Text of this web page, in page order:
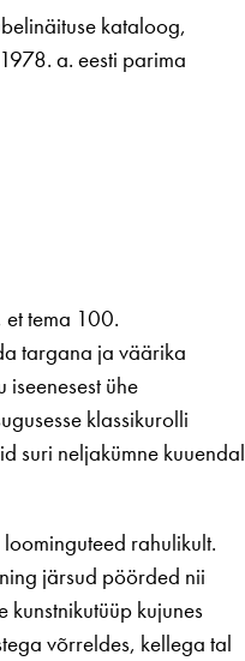
kataloog,
a. eesti parima
et tema 100.
targana ja väärika
ühe
klassikurolli
suri neljakümne kuuendal
rahulikult.
järsud pöörded nii
kunst­nikutüüp kujunes
võrreldes, kellega tal